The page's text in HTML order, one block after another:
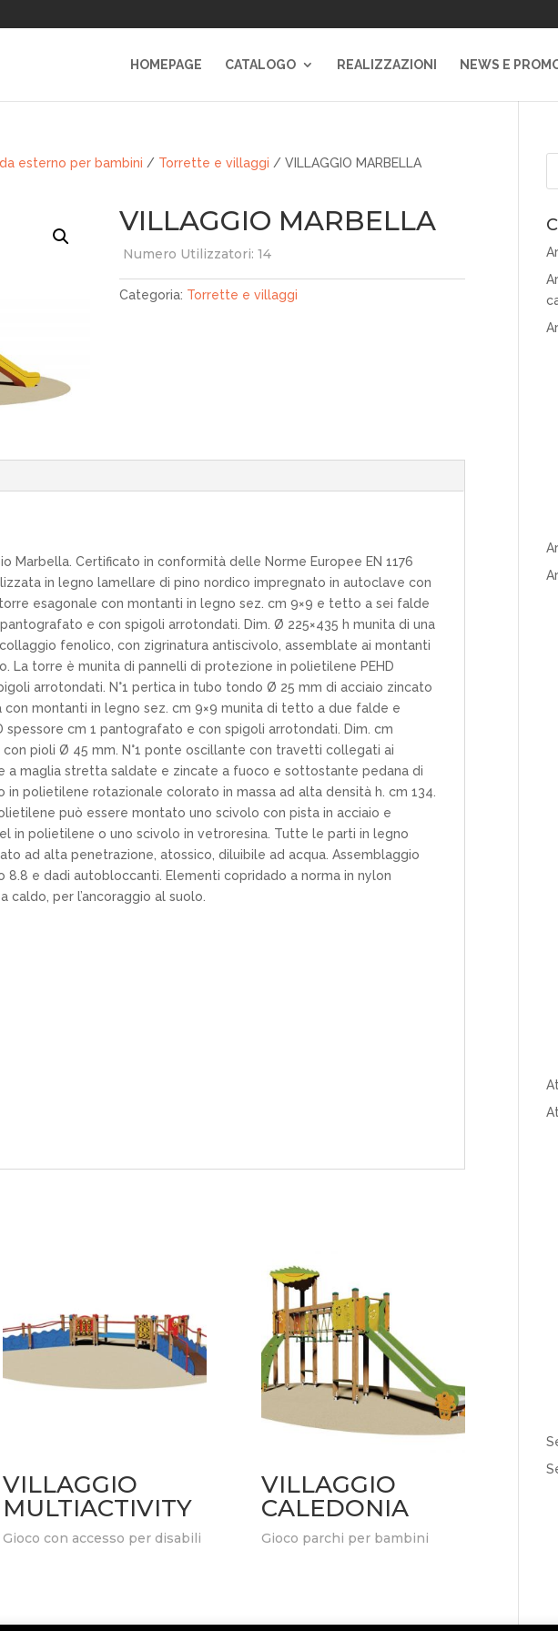
HOMEPAGE CATALOGO REALIZZAZIONI NEWS E
esterno per bambini / Torrette e villaggi / VILLAGGIO MARBELLA
VILLAGGIO MARBELLA
Numero Utilizzatori: 14
Categoria: Torrette e villaggi
Marbella. Certificato in conformità delle Norme Europee EN 1176
in legno lamellare di pino nordico impregnato in autoclave con
esagonale con montanti in legno sez. cm 9×9 e tetto a sei falde
e con spigoli arrotondati. Dim. Ø 225×435 h munita di una
fenolico, con zigrinatura antiscivolo, assemblate ai montanti
La torre è munita di pannelli di protezione in polietilene PEHD
arrotondati. N°1 pertica in tubo tondo Ø 25 mm di acciaio zincato
con montanti in legno sez. cm 9×9 munita di tetto a due falde e
cm 1 pantografato e con spigoli arrotondati. Dim. cm
con pioli Ø 45 mm. N°1 ponte oscillante con travetti collegati ai
a maglia stretta saldate e zincate a fuoco e sottostante pedana di
in polietilene rotazionale colorato in massa ad alta densità h. cm 134.
può essere montato uno scivolo con pista in acciaio e
in polietilene o uno scivolo in vetroresina. Tutte le parti in legno
ad alta penetrazione, atossico, diluibile ad acqua. Assemblaggio
8.8 e dadi autobloccanti. Elementi copridado a norma in nylon
per l’ancoraggio al suolo.
VILLAGGIO
MULTIACTIVITY
Gioco con accesso per disabili
VILLAGGIO
CALEDONIA
Gioco parchi per bambini